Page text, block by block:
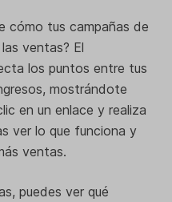
cómo tus campañas de
ventas? El
los puntos entre tus
mostrándote
en un enlace y realiza
ver lo que funciona y
ventas.
puedes ver qué